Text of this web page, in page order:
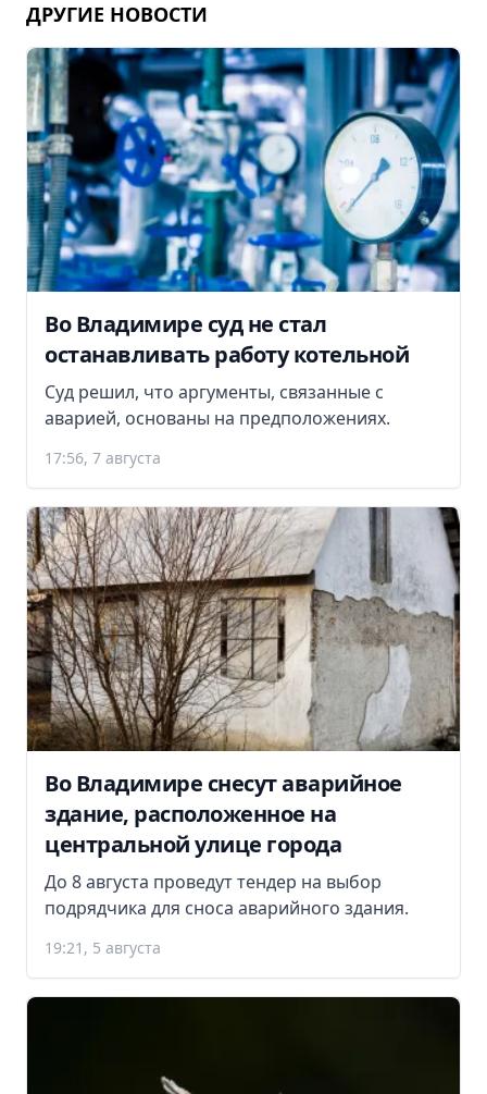
ДРУГИЕ НОВОСТИ
Во Владимире суд не стал
останавливать работу котельной
Суд решил, что аргументы, связанные с
аварией, основаны на предположениях.
17:56, 7 августа
Во Владимире снесут аварийное
здание, расположенное на
центральной улице города
До 8 августа проведут тендер на выбор
подрядчика для сноса аварийного здания.
19:21, 5 августа